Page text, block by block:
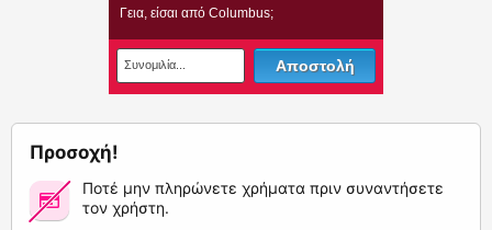
Προσοχή!
Ποτέ μην πληρώνετε χρήματα πριν συναντήσετε
τον χρήστη.